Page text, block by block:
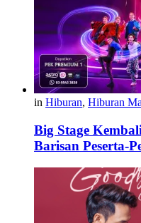
in Hiburan, Hiburan
Big Stage
Barisan Peserta-